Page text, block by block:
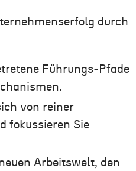
durch
Führungs-Pfade
von reiner
fokussieren Sie
Arbeitswelt, den